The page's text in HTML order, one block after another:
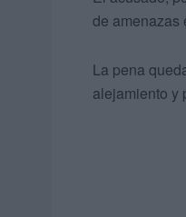
de amenazas
La pena
alejamiento y